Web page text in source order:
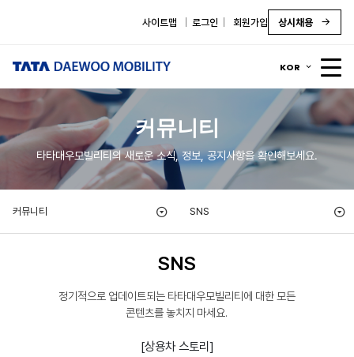
사이트맵 로그인 회원가입 상시채용
KOR
커뮤니티
타타대우모빌리티의 새로운 소식, 정보, 공지사항을 확인해보세요.
커뮤니티 SNS
SNS
정기적으로 업데이트되는 타타대우모빌리티에 대한 모든
콘텐츠를 놓치지 마세요.
[상용차 스토리]